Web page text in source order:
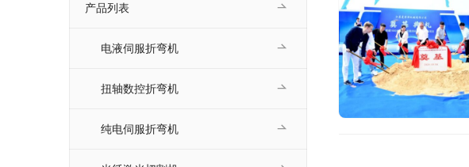
产品列表
电液伺服折弯机
扭轴数控折弯机
纯电伺服折弯机